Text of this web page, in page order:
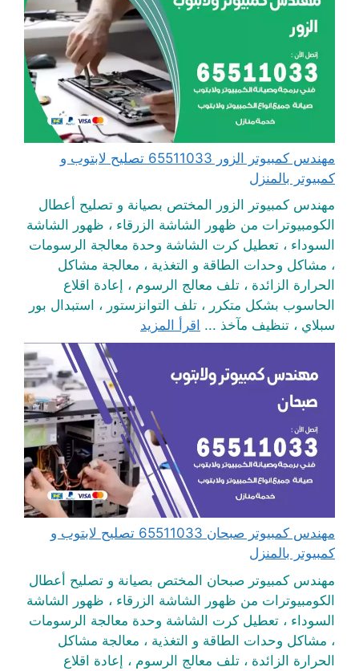
مهندس كمبيوتر الزور 65511033 تصليح لابتوب و
كمبيوتر بالمنزل
مهندس كمبيوتر الزور المختص بصيانة و تصليح أعطال
الكومبيوترات من ظهور الشاشة الزرقاء ، ظهور الشاشة
السوداء ، تعطيل كرت الشاشة وحدة معالجة الرسومات
، مشاكل وحدات الطاقة و التغذية ، معالجة مشاكل
الحرارة الزائدة ، تلف معالج الرسوم ، إعادة اقلاع
الحاسوب بشكل متكرر ، تلف التوانزستور ، استبدال بور
سبلاي ، تنظيف مآخذ ... اقرأ المزيد
مهندس كمبيوتر صبحان 65511033 تصليح لابتوب و
كمبيوتر بالمنزل
مهندس كمبيوتر صبحان المختص بصيانة و تصليح أعطال
الكومبيوترات من ظهور الشاشة الزرقاء ، ظهور الشاشة
السوداء ، تعطيل كرت الشاشة وحدة معالجة الرسومات
، مشاكل وحدات الطاقة و التغذية ، معالجة مشاكل
الحرارة الزائدة ، تلف معالج الرسوم ، إعادة اقلاع